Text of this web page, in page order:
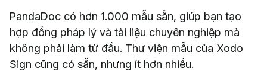
PandaDoc có hơn 1.000 mẫu sẵn, giúp bạn tạo
hợp đồng pháp lý và tài liệu chuyên nghiệp mà
không phải làm từ đầu. Thư viện mẫu của Xodo
Sign cũng có sẵn, nhưng ít hơn nhiều.